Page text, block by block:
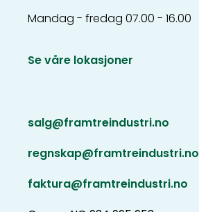
Mandag - fredag 07.00 - 16.00
Se våre lokasjoner
salg@framtreindustri.no
regnskap@framtreindustri.no
faktura@framtreindustri.no